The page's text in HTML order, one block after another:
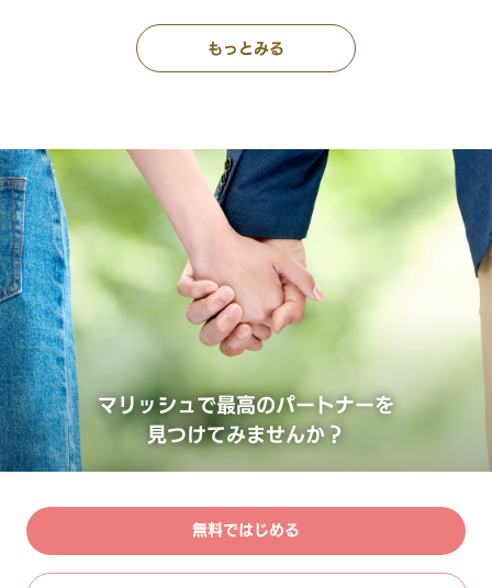
もっとみる
マリッシュで最高のパートナーを
見つけてみませんか？
無料ではじめる